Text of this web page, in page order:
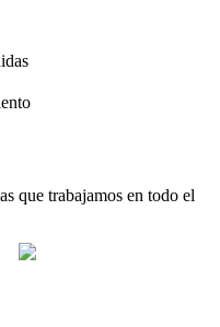
que trabajamos en todo el